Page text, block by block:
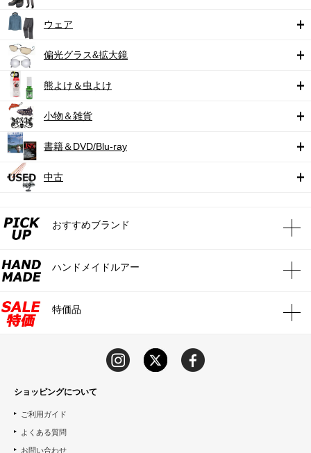
ウェア
偏光グラス&拡大鏡
熊よけ＆虫よけ
小物＆雑貨
書籍＆DVD/Blu-ray
中古
おすすめブランド
ハンドメイドルアー
特価品
ショッピングについて
ご利用ガイド
よくある質問
お問い合わせ